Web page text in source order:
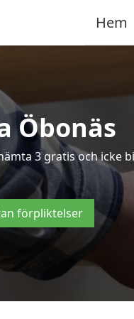
Hem
Öbonäs
3 gratis och icke
förpliktelser